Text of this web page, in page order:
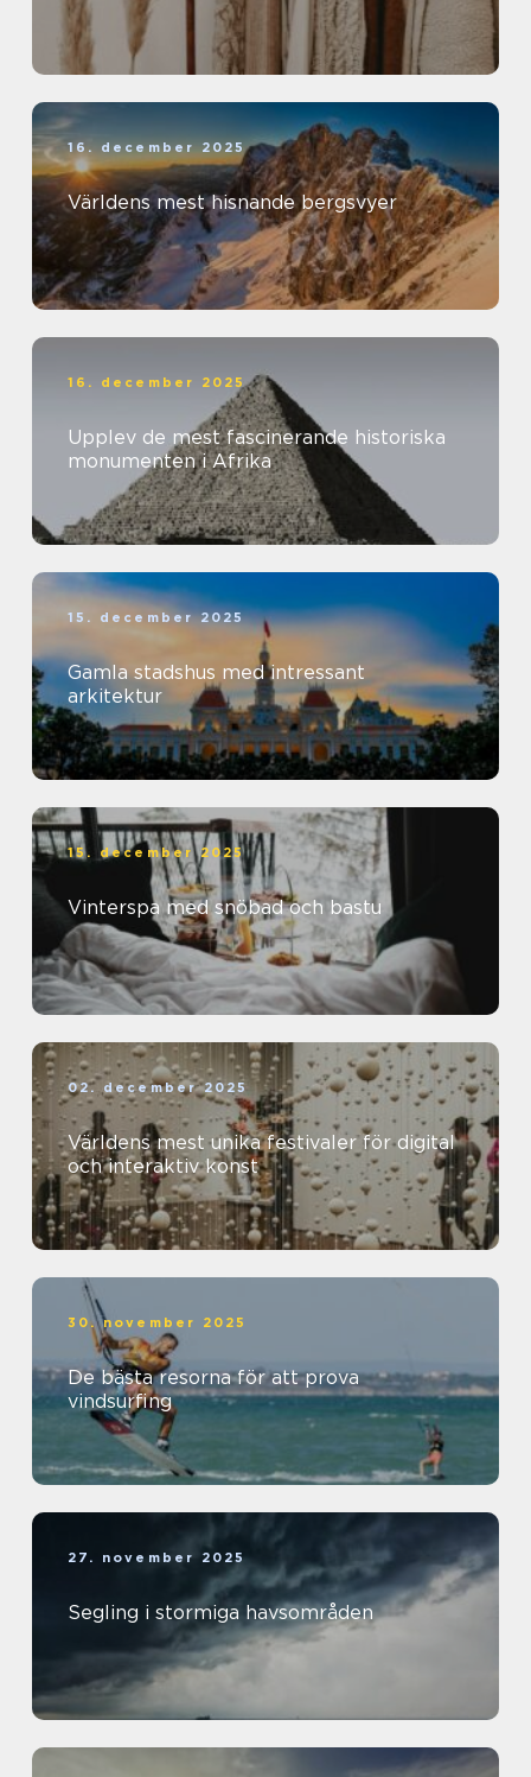
16. december 2025
Världens mest hisnande bergsvyer
16. december 2025
Upplev de mest fascinerande historiska
monumenten i Afrika
15. december 2025
Gamla stadshus med intressant
arkitektur
15. december 2025
Vinterspa med snöbad och bastu
02. december 2025
Världens mest unika festivaler för digital
och interaktiv konst
30. november 2025
De bästa resorna för att prova
vindsurfing
27. november 2025
Segling i stormiga havsområden